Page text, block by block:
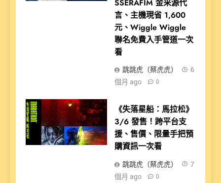
SSERAFIM 金采源代
言、主機現省 1,600
元、Wiggle Wiggle
聯名免費入手管道一次
看
跳跳虎（蔡虎虎）
6
個月 ago
0
《失落星船：馬拉松》
3/6 發售！跨平台支
援、售價、限量手把預
購資訊一次看
跳跳虎（蔡虎虎）
7
個月 ago
0